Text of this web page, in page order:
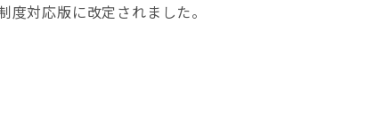
対応版に改定されました。